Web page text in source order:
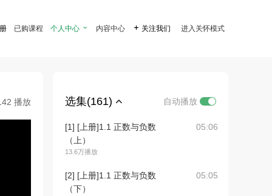
已购课程 个人中心  内容中心  关注我们 进入关怀模式
播放 选集(161) 自动播放
[1] [上册]1.1 正数与负数
（上）
13.6万播放
05:06
[2] [上册]1.1 正数与负数
（下）
05:05